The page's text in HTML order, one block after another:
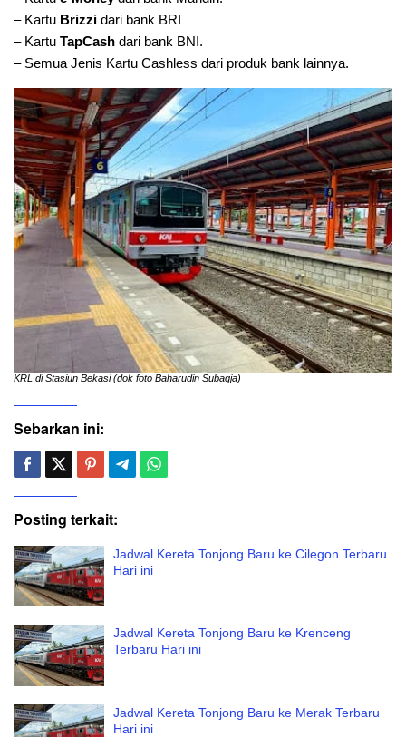
– Kartu Brizzi dari bank BRI
– Kartu TapCash dari bank BNI.
– Semua Jenis Kartu Cashless dari produk bank lainnya.
KRL di Stasiun Bekasi (dok foto Baharudin Subagja)
Sebarkan ini:
Posting terkait:
Jadwal Kereta Tonjong Baru ke Cilegon Terbaru
Hari ini
Jadwal Kereta Tonjong Baru ke Krenceng
Terbaru Hari ini
Jadwal Kereta Tonjong Baru ke Merak Terbaru
Hari ini